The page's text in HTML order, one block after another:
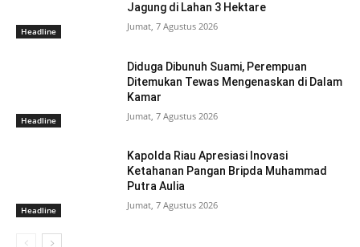
Headline
Jagung di Lahan 3 Hektare
Jumat, 7 Agustus 2026
Headline
Diduga Dibunuh Suami, Perempuan
Ditemukan Tewas Mengenaskan di Dalam
Kamar
Jumat, 7 Agustus 2026
Headline
Kapolda Riau Apresiasi Inovasi
Ketahanan Pangan Bripda Muhammad
Putra Aulia
Jumat, 7 Agustus 2026